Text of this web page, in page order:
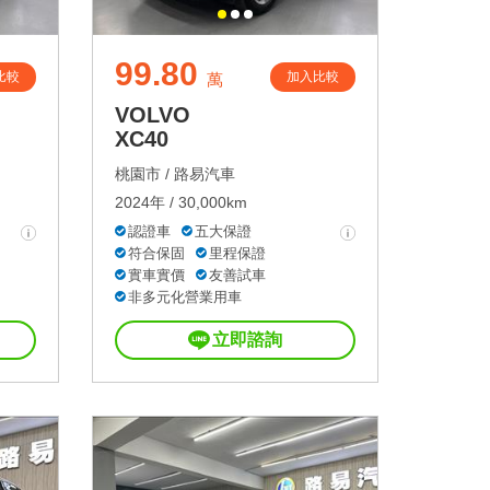
較 99.80 萬 加入比較
VOLVO
XC40
桃園市 / 路易汽車
2024年 / 30,000km
認證車
五大保證
符合保固
里程保證
實車實價
友善試車
非多元化營業用車
立即諮詢